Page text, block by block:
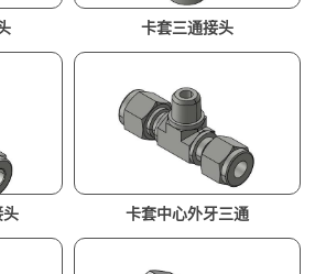
卡套三通接头
卡套中心外牙三通